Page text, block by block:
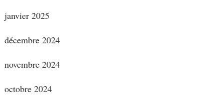
janvier 2025
décembre 2024
novembre 2024
octobre 2024